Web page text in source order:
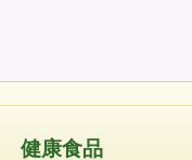
健康食品